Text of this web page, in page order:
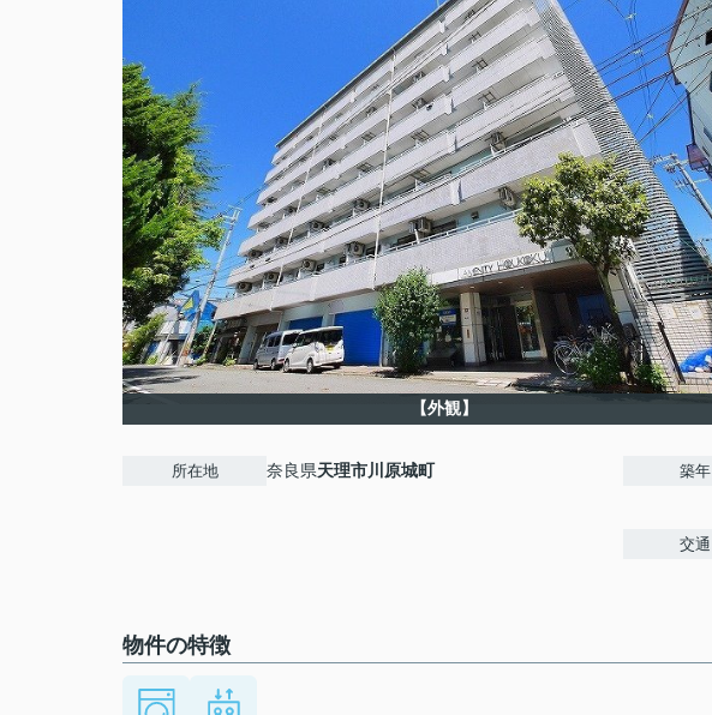
【外観】
所在地 奈良県天理市川原城町 築年
交通
物件の特徴